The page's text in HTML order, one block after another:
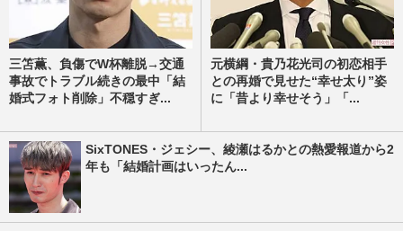
三笘薫、負傷でW杯離脱→交通
事故でトラブル続きの最中「結
婚式フォト削除」不穏すぎ...
元横綱・貴乃花光司の初恋相手
との再婚で見せた“幸せ太り”姿
に「昔より幸せそう」「...
SixTONES・ジェシー、綾瀬はるかとの熱愛報道から2
年も「結婚計画はいったん...